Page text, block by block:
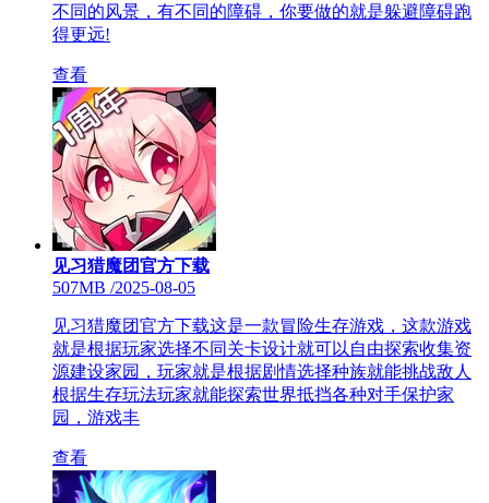
不同的风景，有不同的障碍，你要做的就是躲避障碍跑
得更远!
查看
见习猎魔团官方下载
507MB /2025-08-05
见习猎魔团官方下载这是一款冒险生存游戏，这款游戏
就是根据玩家选择不同关卡设计就可以自由探索收集资
源建设家园，玩家就是根据剧情选择种族就能挑战敌人
根据生存玩法玩家就能探索世界抵挡各种对手保护家
园，游戏丰
查看